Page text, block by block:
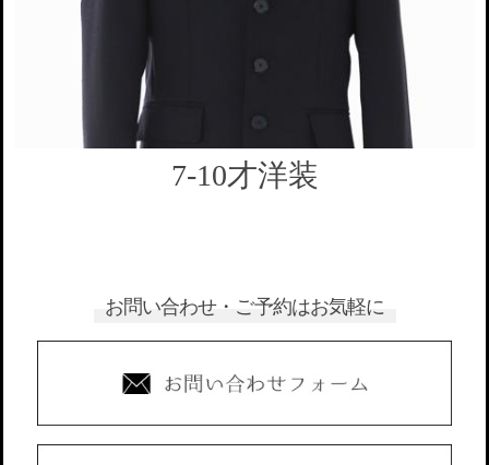
7-10才洋装
お問い合わせ・ご予約はお気軽に